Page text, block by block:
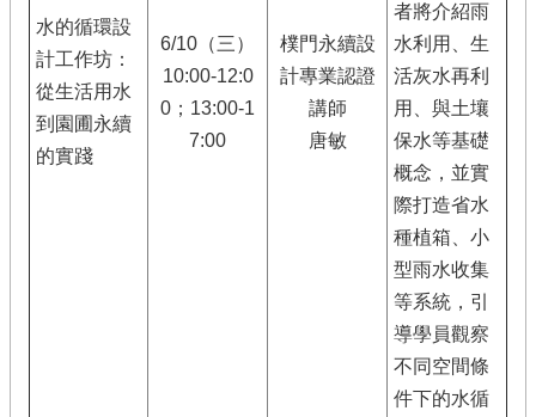
水的循環設
計工作坊：
從生活用水
到園圃永續
的實踐
6/10（三）
10:00-12:0
0；13:00-1
7:00
樸門永續設
計專業認證
講師
唐敏
者將介紹雨
水利用、生
活灰水再利
用、與土壤
保水等基礎
概念，並實
際打造省水
種植箱、小
型雨水收集
等系統，引
導學員觀察
不同空間條
件下的水循